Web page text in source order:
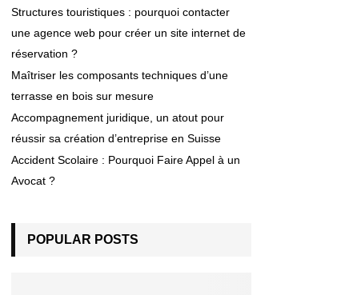
Structures touristiques : pourquoi contacter
une agence web pour créer un site internet de
réservation ?
Maîtriser les composants techniques d’une
terrasse en bois sur mesure
Accompagnement juridique, un atout pour
réussir sa création d’entreprise en Suisse
Accident Scolaire : Pourquoi Faire Appel à un
Avocat ?
POPULAR POSTS